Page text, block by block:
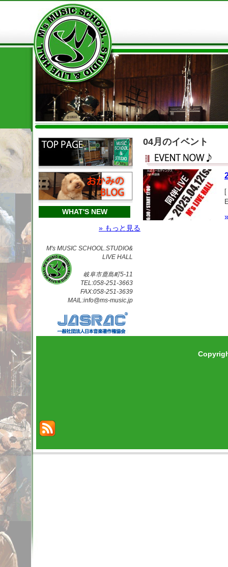
WHAT'S NEW
» もっと見る
M's MUSIC SCHOOL.STUDIO&
LIVE HALL
岐阜市鹿島町5-11
TEL:058-251-3663
FAX:058-251-3639
MAIL:info@ms-music.jp
04月のイベント